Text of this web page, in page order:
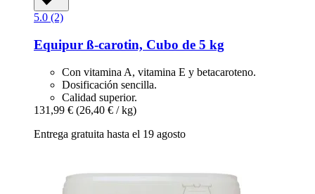
5.0 (2)
Equipur ß-​carotin, Cubo de 5 kg
Con vitamina A, vitamina E y betacaroteno.
Dosificación sencilla.
Calidad superior.
131,99 € (26,40 € / kg)
Entrega gratuita hasta el 19 agosto